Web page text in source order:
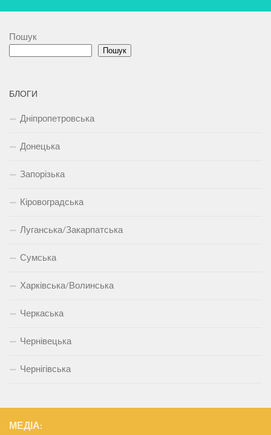
Пошук
Пошук
БЛОГИ
Дніпропетровська
Донецька
Запорізька
Кіровоградська
Луганська/Закарпатська
Сумська
Харківська/Волинська
Черкаська
Чернівецька
Чернігівська
МЕДІА: